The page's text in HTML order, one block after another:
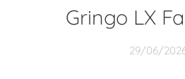
Gringo LX
29/06/